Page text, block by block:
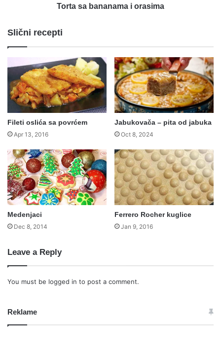
Torta sa bananama i orasima
Slični recepti
Fileti oslića sa povrćem
Apr 13, 2016
Jabukovača – pita od jabuka
Oct 8, 2024
Medenjaci
Dec 8, 2014
Ferrero Rocher kuglice
Jan 9, 2016
Leave a Reply
You must be logged in to post a comment.
Reklame